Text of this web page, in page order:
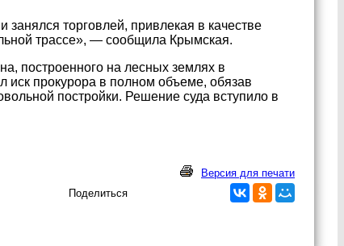
торговлей, привлекая в качестве
трассе», — сообщила Крымская.
построенного на лесных землях в
иск прокурора в полном объеме, обязав
постройки. Решение суда вступило в
Версия для печати
Поделиться